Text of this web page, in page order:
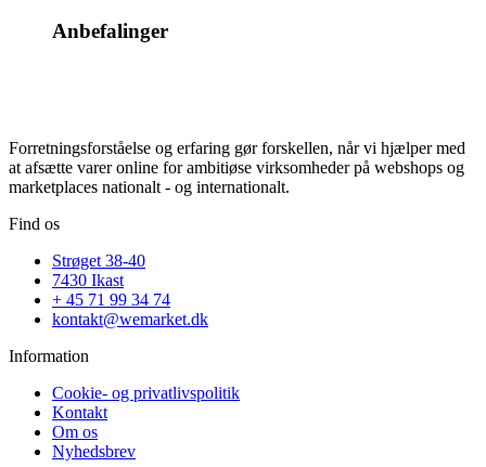
Anbefalinger
Forretningsforståelse og erfaring gør forskellen, når vi hjælper med
at afsætte varer online for ambitiøse virksomheder på webshops og
marketplaces nationalt - og internationalt.
Find os
Strøget 38-40
7430 Ikast
+ 45 71 99 34 74
kontakt@wemarket.dk
Information
Cookie- og privatlivspolitik
Kontakt
Om os
Nyhedsbrev